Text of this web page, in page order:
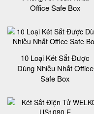
Office Safe Box
10 Loại Két Sắt Được
Dùng Nhiều Nhất Office
Safe Box